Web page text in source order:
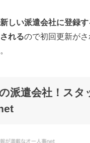
新しい派遣会社に登録
れるので初回更新が
派遣会社！スタ